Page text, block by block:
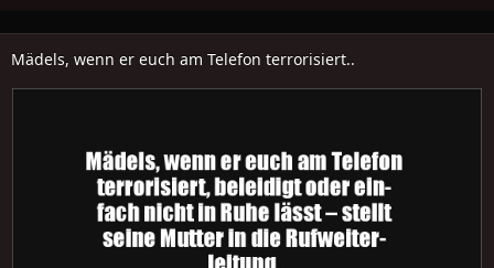
Mädels, wenn er euch am Telefon terrorisiert..